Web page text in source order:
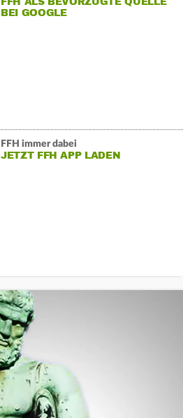
BEI GOOGLE
FFH immer dabei
JETZT FFH APP LADEN